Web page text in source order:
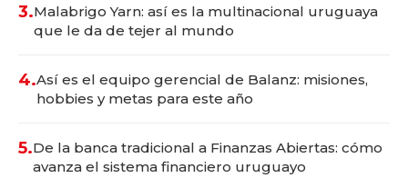
3.Malabrigo Yarn: así es la multinacional uruguaya
que le da de tejer al mundo
4.Así es el equipo gerencial de Balanz: misiones,
hobbies y metas para este año
5.De la banca tradicional a Finanzas Abiertas: cómo
avanza el sistema financiero uruguayo